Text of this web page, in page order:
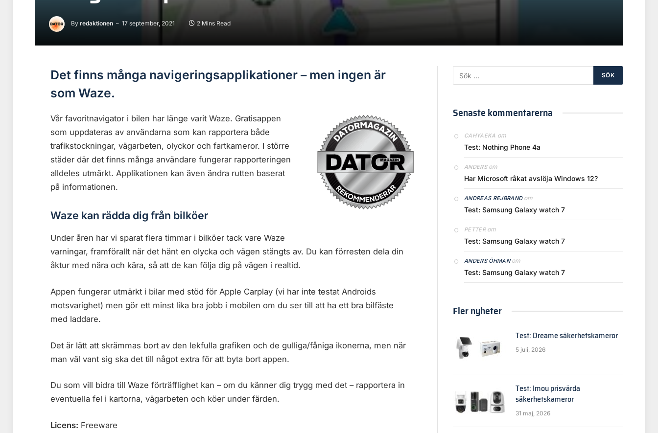
By redaktionen 17 september, 2021 2 Mins Read
Det finns många navigeringsapplikationer – men ingen är
som Waze.
Vår favoritnavigator i bilen har länge varit Waze. Gratisappen
som uppdateras av användarna som kan rapportera både
trafikstockningar, vägarbeten, olyckor och fartkameror. I större
städer där det finns många användare fungerar rapporteringen
alldeles utmärkt. Applikationen kan även ändra rutten baserat
på informationen.
Waze kan rädda dig från bilköer
Under åren har vi sparat flera timmar i bilköer tack vare Waze
varningar, framförallt när det hänt en olycka och vägen stängts av. Du kan förresten dela din
åktur med nära och kära, så att de kan följa dig på vägen i realtid.
Appen fungerar utmärkt i bilar med stöd för Apple Carplay (vi har inte testat Androids
motsvarighet) men gör ett minst lika bra jobb i mobilen om du ser till att ha ett bra bilfäste
med laddare.
Det är lätt att skrämmas bort av den lekfulla grafiken och de gulliga/fåniga ikonerna, men när
man väl vant sig ska det till något extra för att byta bort appen.
Du som vill bidra till Waze förträfflighet kan – om du känner dig trygg med det – rapportera in
eventuella fel i kartorna, vägarbeten och köer under färden.
Licens: Freeware
Senaste kommentarerna
CAHYAEKA om
Test: Nothing Phone 4a
ANDERSom
Har Microsoft råkat avslöja Windows 12?
ANDREAS REJBRANDom
Test: Samsung Galaxy watch 7
PETTERom
Test: Samsung Galaxy watch 7
ANDERS ÖHMANom
Test: Samsung Galaxy watch 7
Fler nyheter
Test: Dreame säkerhetskameror
5 juli, 2026
Test: Imou prisvärda
säkerhetskameror
31 maj, 2026